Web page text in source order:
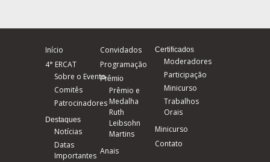
Início
4° ERCAT
Sobre o Evento
Comitês
Patrocinadores
Destaques
Notícias
Datas
Importantes
Convidados
Programação
Prêmio
Prêmio e
Medalha
Ruth
Leibsohn
Martins
Anais
Certificados
Moderadores
Participação
Minicurso
Trabalhos
Orais
Minicurso
Contato